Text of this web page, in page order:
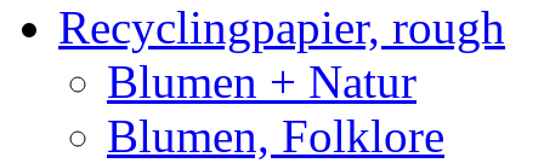
Recyclingpapier, rough
Blumen + Natur
Blumen, Folklore